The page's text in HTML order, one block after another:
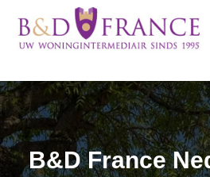
B&D France